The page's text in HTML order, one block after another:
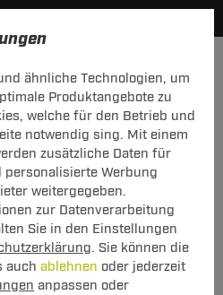
ähnliche Technologien, um
Produktangebote zu
welche für den Betrieb und
notwendig sing. Mit einem
zusätzliche Daten für
Werbung
weitergegeben.
zur Datenverarbeitung
Sie in den Einstellungen
. Sie können die
auch ablehnen oder jederzeit
anpassen oder
Audi A8
Stand Up 2 für
- 10.2002)